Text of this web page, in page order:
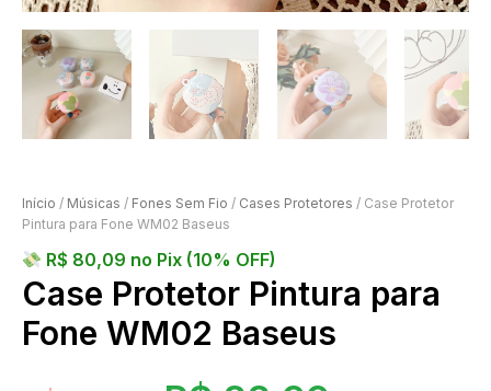
Início / Músicas / Fones Sem Fio / Cases Protetores / Case Protetor
Pintura para Fone WM02 Baseus
R$ 80,09 no Pix (10% OFF)
Case Protetor Pintura para
Fone WM02 Baseus